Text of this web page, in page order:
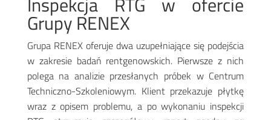
Grupy RENEX
Grupa RENEX oferuje dwa uzupełniające się podejścia
w zakresie badań rentgenowskich. Pierwsze z nich
polega na analizie przesłanych próbek w Centrum
Techniczno-Szkoleniowym. Klient przekazuje płytkę
wraz z opisem problemu, a po wykonaniu inspekcji